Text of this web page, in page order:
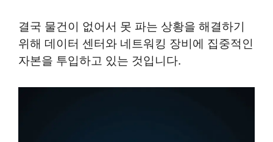
결국 물건이 없어서 못 파는 상황을 해결하기
위해 데이터 센터와 네트워킹 장비에 집중적인
자본을 투입하고 있는 것입니다.